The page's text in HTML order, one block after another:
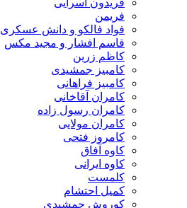
فریدون آسرایی
فریمن
فواد فالکو و دانش عسکری
قاسم افشار و مجید مکس
کاظم زرین
کامبیز جمشیدی
کامبیز فراهانی
کامران آقاخانی
کامران رسول زاده
کامران مولایی
کامروز فتحی
کاوه آفاق
کاوه ایرانی
کلمست
کمیل احتشام
کوروش جمشیدی